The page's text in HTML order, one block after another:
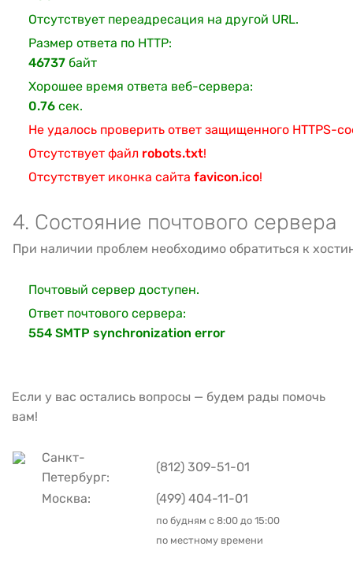
Отсутствует переадресация на другой URL.
Размер ответа по HTTP:
46737 байт
Хорошее время ответа веб-сервера:
0.76 сек.
Не удалось проверить ответ защищенного HTTPS-
Отсутствует файл robots.txt!
Отсутствует иконка сайта favicon.ico!
4. Состояние почтового сервера
При наличии проблем необходимо обратиться к
Почтовый сервер доступен.
Ответ почтового сервера:
554 SMTP synchronization error
Если у вас остались вопросы — будем рады помочь
вам!
Санкт-
Петербург:
(812) 309-51-01
Москва: (499) 404-11-01
по будням с 8:00 до 15:00
по местному времени